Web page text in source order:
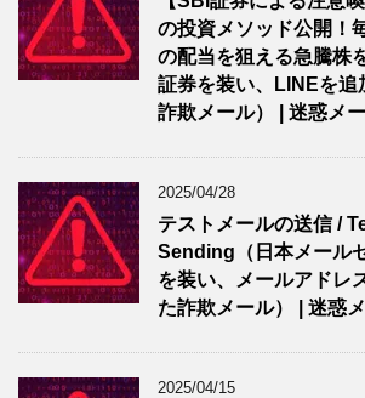
の投資メソッド公開！
の配当を狙える急騰株
証券を装い、LINEを追
詐欺メール） | 迷惑メ
2025/04/28
テストメールの送信 /
Sending（日本メール
を装い、メールアドレ
た詐欺メール） | 迷惑
2025/04/15